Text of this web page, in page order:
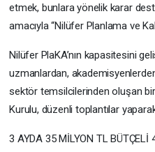
etmek, bunlara yönelik karar
amacıyla “Nilüfer Planlama ve
Nilüfer PlaKA’nın kapasitesini
uzmanlardan,
sektör temsilcilerinden oluşan bir
Kurulu, düzenli toplantılar
3 AYDA 35 MİLYON TL BÜTÇELİ